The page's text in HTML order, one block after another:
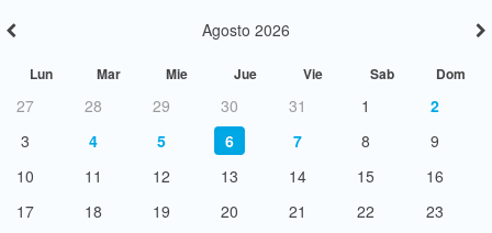
Agosto 2026
Lun Mar Mie Jue Vie Sab Dom
27 28 29 30 31 1
2
3
4 5 6 7 8
9
10
11 12 13 14 15
16
17
18 19 20 21 22
23